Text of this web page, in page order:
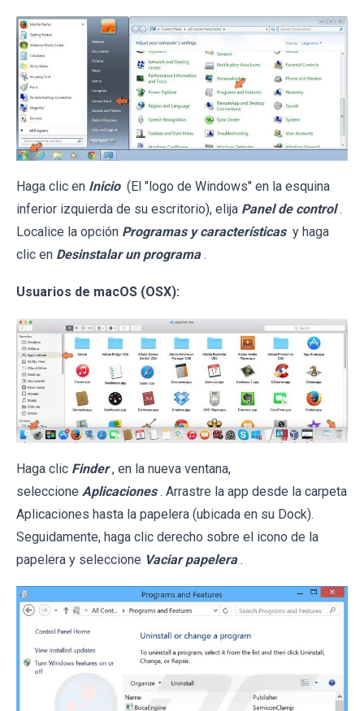
Haga clic en Inicio (El "logo de Windows" en la esquina
inferior izquierda de su escritorio), elija Panel de control .
Localice la opción Programas y características y haga
clic en Desinstalar un programa .
Usuarios de macOS (OSX):
Haga clic Finder , en la nueva ventana,
seleccione Aplicaciones . Arrastre la app desde la carpeta
Aplicaciones hasta la papelera (ubicada en su Dock).
Seguidamente, haga clic derecho sobre el icono de la
papelera y seleccione Vaciar papelera .